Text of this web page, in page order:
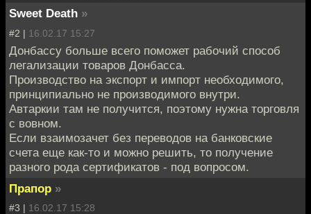
Sweet Death »
#2 | 16.02.17 15:27
Донбассу больше всего поможет рабочий способ
легализации товаров Донбасса.
Производство на экспорт и импорт необходимого,
принципиально не производимого внутри.
Автаркии там не получится, поэтому нужна торговля
с вовном.
Если взаимозачет без переводов на банковские
счета еще как-то и можно решить, то получение
разного рода сертификатов - под вопросом.
Прапор »
#3 | 16.02.17 15:28